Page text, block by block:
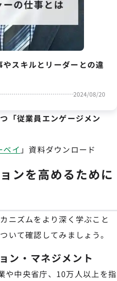
スキルとリーダーとの違
2024/08/20
「従業員エンゲージメン
イ 」資料ダウンロード
ンを高めるために
ニズムをより深く学ぶこと
いて確認してみましょう。
ン・マネジメント
や中央省庁、10万人以上を指